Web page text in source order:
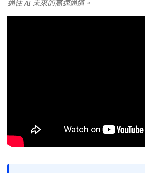
通往 AI 未來的高速通道。